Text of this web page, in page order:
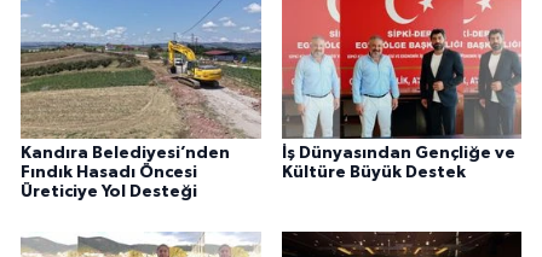
Kandıra Belediyesi’nden
Fındık Hasadı Öncesi
Üreticiye Yol Desteği
İş Dünyasından Gençliğe ve
Kültüre Büyük Destek